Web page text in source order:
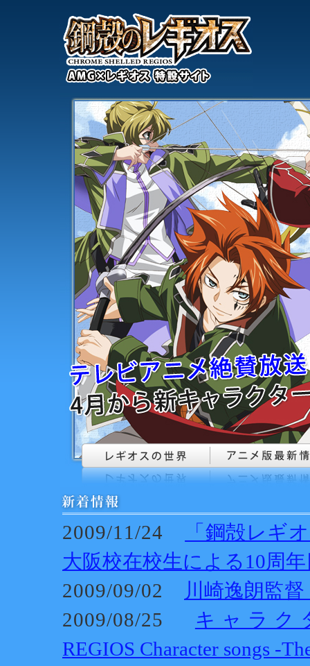
2009/11/24
「鋼殻レギ
大阪校在校生による10周
2009/09/02
川崎逸朗監
2009/08/25 キャラク
REGIOS Character songs -